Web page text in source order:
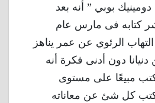
بوبي ” أنه بعد
كتابه فى مارس عام
التهاب الرئوي عن عمر يناهز
دنيانا دون أدنى فكرة أنه
مبيعًا على مستوى
كتب كل شئ عن معاناته